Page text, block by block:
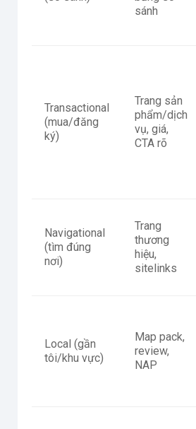
sánh
Transactional
(mua/đăng
ký)
Trang sản
phẩm/dịch
vụ, giá,
CTA rõ
Navigational
(tìm đúng
nơi)
Trang
thương
hiệu,
sitelinks
Local (gần
tôi/khu vực)
Map pack,
review,
NAP